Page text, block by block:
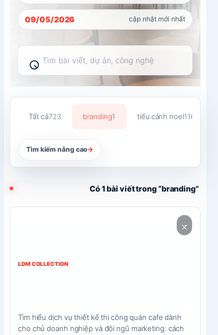
09/05/2026 cập nhật mới nhất
Tìm
kiếm
Tất cả723 branding1 tiểu cảnh noel116
Tìm kiếm nâng cao→
Có 1 bài viết trong “branding”
Đọc
LDM COLLECTION
Tìm hiểu dịch vụ thiết kế thi công quán cafe dành
cho chủ doanh nghiệp và đội ngũ marketing: cách